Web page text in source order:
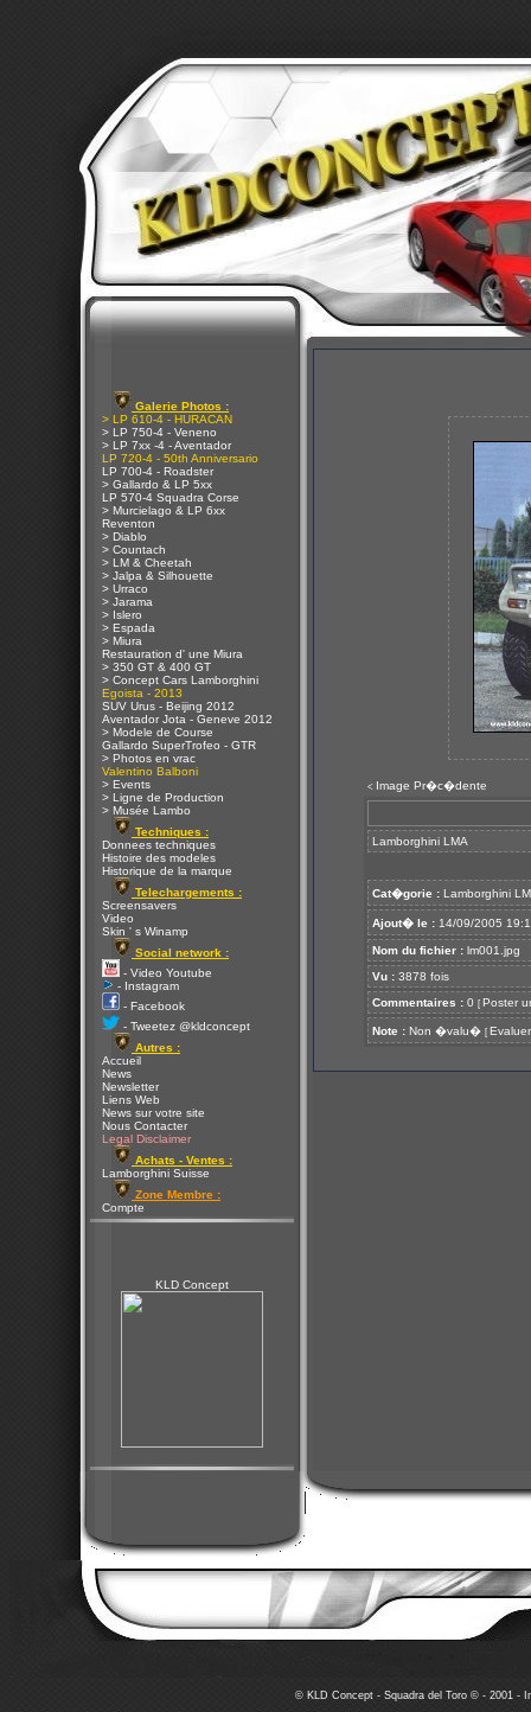
Galerie Photos :
> LP 610-4 - HURACAN
> LP 750-4 - Veneno
> LP 7xx -4 - Aventador
LP 720-4 - 50th Anniversario
LP 700-4 - Roadster
> Gallardo & LP 5xx
LP 570-4 Squadra Corse
> Murcielago & LP 6xx
Reventon
> Diablo
> Countach
> LM & Cheetah
> Jalpa & Silhouette
> Urraco
> Jarama
> Islero
> Espada
> Miura
Restauration d' une Miura
> 350 GT & 400 GT
> Concept Cars Lamborghini
Egoista - 2013
SUV Urus - Beijing 2012
Aventador Jota - Geneve 2012
> Modele de Course
Gallardo SuperTrofeo - GTR
> Photos en vrac
Valentino Balboni
> Events
> Ligne de Production
> Musée Lambo
Techniques :
Donnees techniques
Histoire des modeles
Historique de la marque
Telechargements :
Screensavers
Video
Skin ' s Winamp
Social network :
- Video Youtube
- Instagram
- Facebook
- Tweetez @kldconcept
Autres :
Accueil
News
Newsletter
Liens Web
News sur votre site
Nous Contacter
Legal Disclaimer
Achats - Ventes :
Lamborghini Suisse
Zone Membre :
Compte
KLD Concept
< Image Pr�c�dente
Lamborghini LMA
Cat�gorie : Lamborghini
Ajout� le : 14/09/2005
Nom du fichier : lm001.jpg
Vu : 3878 fois
Commentaires : 0 [ Poster
Note : Non �valu� [ Evaluer
© KLD Concept - Squadra del Toro © - 2001 -